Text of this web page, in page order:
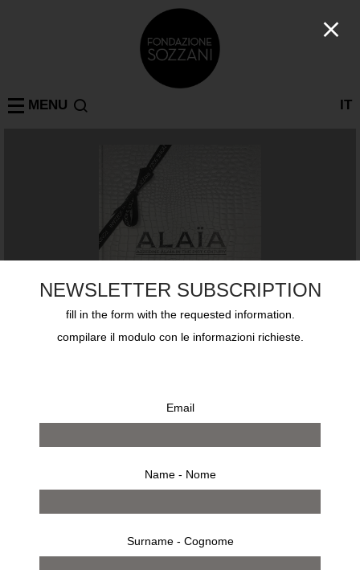
IT
MENU
AZZEDINE ALAIA IN THE 21ST
AZZEDINE ALAIA IN THE 21ST CENTURY
NEWSLETTER SUBSCRIPTION
fill in the form with the requested information.
compilare il modulo con le informazioni richieste.
Email
Name - Nome
Surname - Cognome